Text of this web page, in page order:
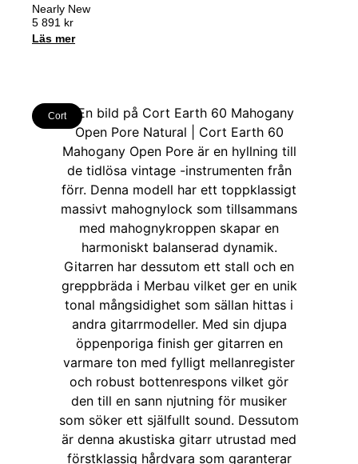
Nearly New
5 891 kr
Läs mer
Cort